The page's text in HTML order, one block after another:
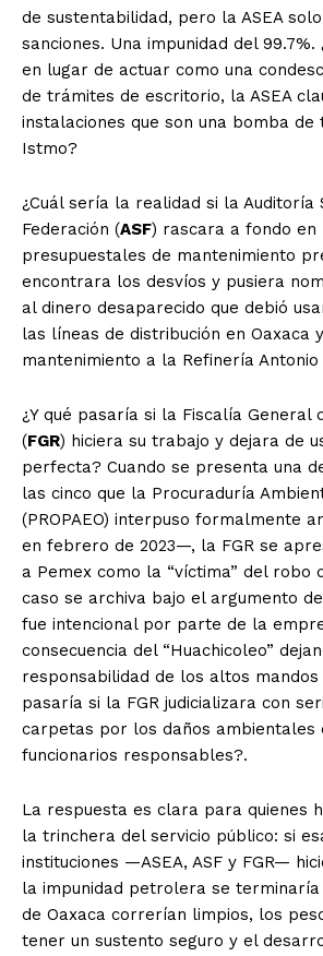
+ Todas las formas de lucha, potencialmente
de sustentabilidad, pero la ASEA
sanciones. Una impunidad del 99.7%.
en lugar de actuar como una
de trámites de escritorio, la ASEA
instalaciones que son una bomba de
Istmo?
¿Cuál sería la realidad si la Auditoría
Federación (ASF) rascara a fondo en
presupuestales de mantenimiento
encontrara los desvíos y pusiera
al dinero desaparecido que debió
las líneas de distribución en Oaxaca
mantenimiento a la Refinería
¿Y qué pasaría si la Fiscalía General
(FGR) hiciera su trabajo y dejara de
perfecta? Cuando se presenta una
las cinco que la Procuraduría
(PROPAEO) interpuso formalmente
en febrero de 2023—, la FGR se
a Pemex como la “víctima” del robo
caso se archiva bajo el argumento
fue intencional por parte de la
consecuencia del “Huachicoleo”
responsabilidad de los altos mandos
pasaría si la FGR judicializara con
carpetas por los daños ambientales
funcionarios responsables?.
La respuesta es clara para quienes
la trinchera del servicio público: si
instituciones —ASEA, ASF y FGR—
la impunidad petrolera se terminaría
de Oaxaca correrían limpios, los
tener un sustento seguro y el